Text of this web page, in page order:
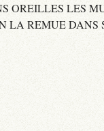
OREILLES LES
LA REMUE DANS